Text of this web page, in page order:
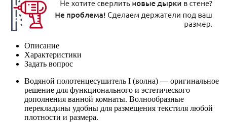
Описание
Характеристики
Задать вопрос
Водяной полотенцесушитель I (волна) — оригинальное
решение для функционального и эстетического
дополнения ванной комнаты. Волнообразные
перекладины удобны для размещения текстиля любой
плотности и размера.